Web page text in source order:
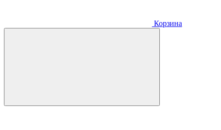
Корзина